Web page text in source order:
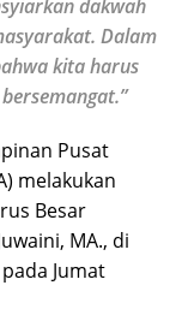
dakwah
Dalam
kita harus
Pusat
melakukan
Besar
MA., di
Jumat